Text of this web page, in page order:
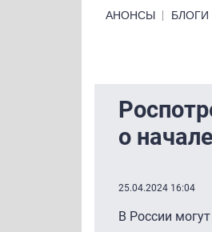
Primary links bottom
АНОНСЫ БЛОГИ
о
25.04.2024 16:04
В России